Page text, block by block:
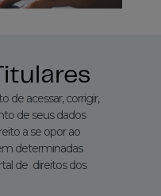
de acessar, corrigir,
de seus dados
a se opor ao
determinadas
de direitos dos